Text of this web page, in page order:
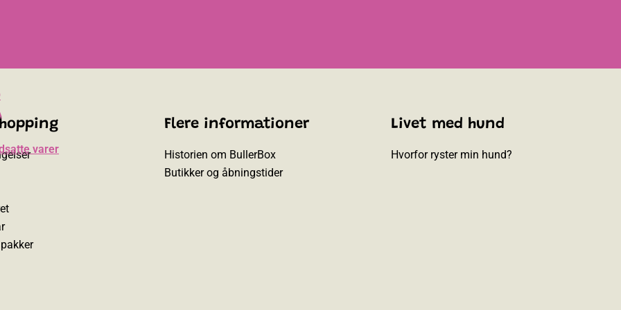
varer
Flere informationer
Historien om BullerBox
Butikker og åbningstider
Livet med hund
Hvorfor ryster min hund?